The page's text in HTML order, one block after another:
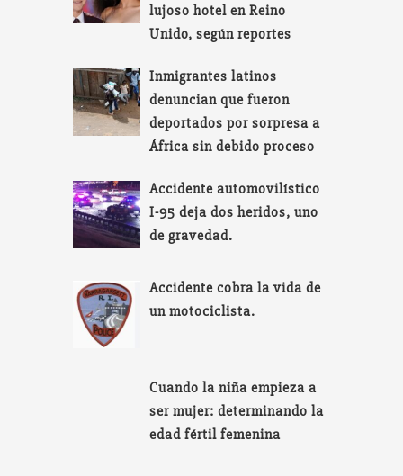
lujoso hotel en Reino
Unido, según reportes
Inmigrantes latinos
denuncian que fueron
deportados por sorpresa a
África sin debido proceso
Accidente automovilístico
I-95 deja dos heridos, uno
de gravedad.
Accidente cobra la vida de
un motociclista.
Cuando la niña empieza a
ser mujer: determinando la
edad fértil femenina